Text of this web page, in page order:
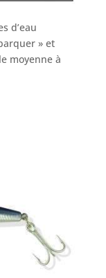
d’eau
» et
moyenne à